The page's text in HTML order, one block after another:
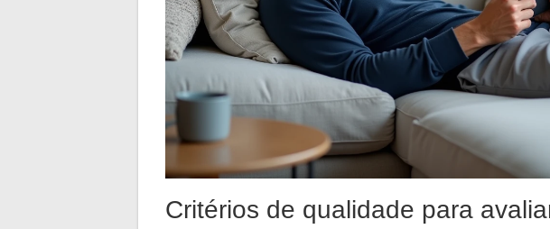
Critérios de qualidade para